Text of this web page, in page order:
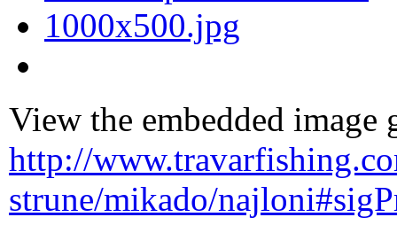
View the embedded image
http://
strune/mikado/